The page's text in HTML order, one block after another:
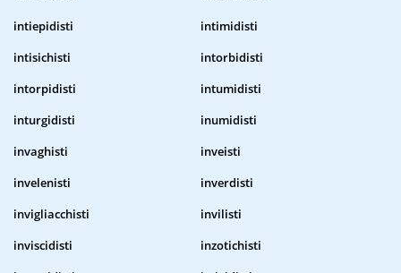
intiepidisti
intimidisti
intisichisti
intorbidisti
intorpidisti
intumidisti
inturgidisti
inumidisti
invaghisti
inveisti
invelenisti
inverdisti
invigliacchisti
invilisti
inviscidisti
inzotichisti